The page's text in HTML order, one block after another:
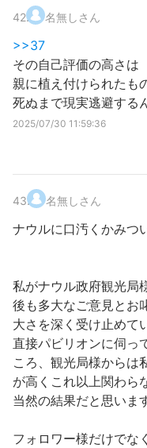
42. 名無しさん
>>37
その自己評価の高さは
親に植え付けられたも
死ぬまで現実逃避する
2025/07/30 11:59:36
43. 名無しさん
ナウルに口汚くかみつ
私がナウル政府観光局
後も多大なご意見とお
大さを深く受け止めて
直接パビリオンに伺っ
ころ、観光局様からは
が高くこれ以上関わら
当然の結果だと思いま
フォロワー様だけでな